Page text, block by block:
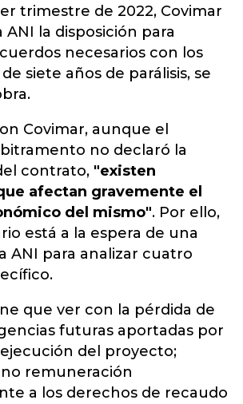
trimestre de 2022, Covimar
ANI la disposición para
necesarios con los
siete años de parálisis, se
Covimar, aunque el
no declaró la
contrato, "existen
afectan gravemente el
del mismo". Por ello,
está a la espera de una
ANI para analizar cuatro
que ver con la pérdida de
futuras aportadas por
ejecución del proyecto;
remuneración
a los derechos de recaudo